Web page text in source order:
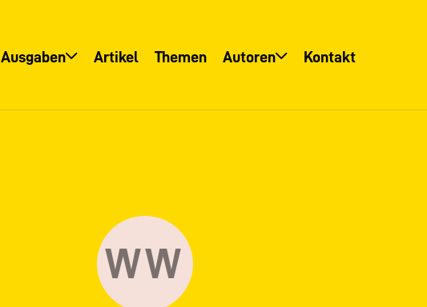
Ausgaben Artikel Themen Autoren Kontakt
WW